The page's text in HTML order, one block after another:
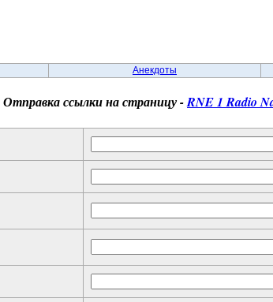
Анекдоты
Отправка ссылки на страницу -RNE 1 Radio